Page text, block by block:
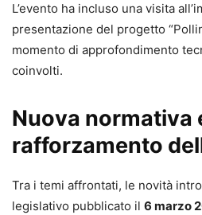
L’evento ha incluso una visita
presentazione del progetto
momento di approfondimento
coinvolti.
Nuova normativa
rafforzamento
Tra i temi affrontati, le novità
legislativo pubblicato il 6 marzo